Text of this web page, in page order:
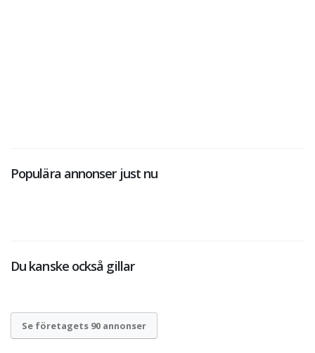
Populära annonser just nu
Du kanske också gillar
Se företagets 90 annonser